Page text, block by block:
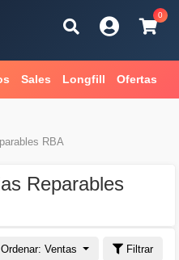
0
Sales Longfill Ofertas
RBA
Reparables
Ordenar: Ventas Filtrar